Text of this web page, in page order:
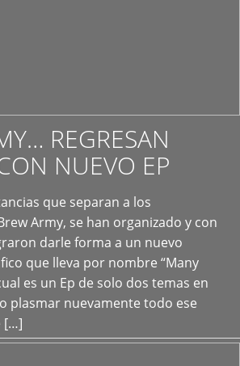
REGRESAN
NUEVO EP
que separan a los
Army, se han organizado y con
darle forma a un nuevo
que lleva por nombre “Many
es un Ep de solo dos temas en
plasmar nuevamente todo ese
[…]
+